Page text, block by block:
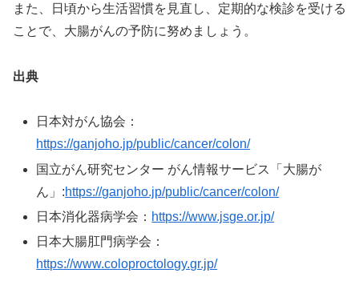
また、日頃から生活習慣を見直し、定期的な検診を受ける
ことで、大腸がんの予防に努めましょう。
出典
日本対がん協会：
https://ganjoho.jp/public/cancer/colon/
国立がん研究センター がん情報サービス「大腸が
ん」:https://ganjoho.jp/public/cancer/colon/
日本消化器病学会： https://www.jsge.or.jp/
日本大腸肛門病学会：
https://www.coloproctology.gr.jp/